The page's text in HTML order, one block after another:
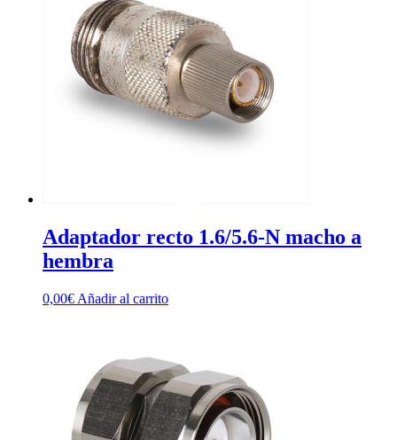
Adaptador recto 1.6/5.6-N macho a
hembra
0,00€ Añadir al carrito